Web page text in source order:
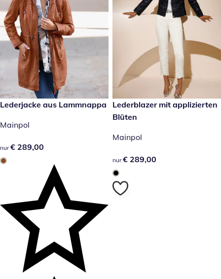
€ 289,00
Lederjacke aus Lammnappa
Mainpol
€ 289,00
nur € 289,00
€ 289,00
Lederblazer mit applizierten
Blüten
Mainpol
€ 289,00
nur € 289,00